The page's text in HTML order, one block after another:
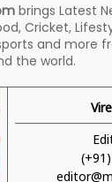
brings Latest
Cricket,
and more
the world.